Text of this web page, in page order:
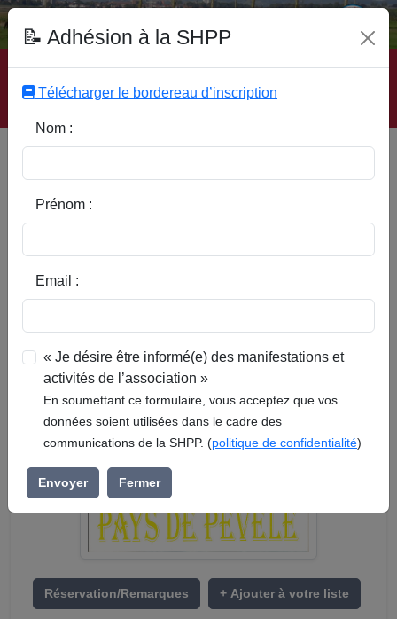
Accueil | Site SHPP | Auteurs | Editeurs | Rubriques |
Sous-Rubriques | Mots-Clefs | Contact
Lille aux XVIe et XVIIe siècles
Réservation/Remarques + Ajouter à votre liste
📝 Adhésion à la SHPP
Télécharger le bordereau d’inscription
Nom :
Prénom :
Email :
« Je désire être informé(e) des manifestations et
activités de l’association »
En soumettant ce formulaire, vous acceptez que vos
données soient utilisées dans le cadre des
communications de la SHPP. (politique de confidentialité)
Envoyer Fermer